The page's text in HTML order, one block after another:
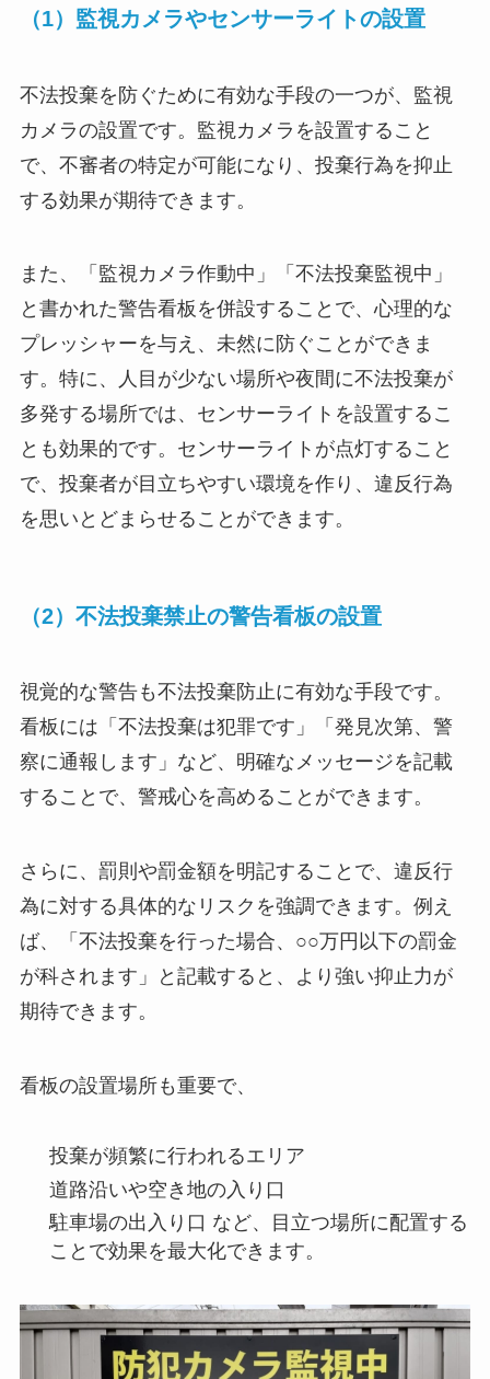
（1）監視カメラやセンサーライトの設置
不法投棄を防ぐために有効な手段の一つが、監視
カメラの設置です。監視カメラを設置すること
で、不審者の特定が可能になり、投棄行為を抑止
する効果が期待できます。
また、「監視カメラ作動中」「不法投棄監視中」
と書かれた警告看板を併設することで、心理的な
プレッシャーを与え、未然に防ぐことができま
す。特に、人目が少ない場所や夜間に不法投棄が
多発する場所では、センサーライトを設置するこ
とも効果的です。センサーライトが点灯すること
で、投棄者が目立ちやすい環境を作り、違反行為
を思いとどまらせることができます。
（2）不法投棄禁止の警告看板の設置
視覚的な警告も不法投棄防止に有効な手段です。
看板には「不法投棄は犯罪です」「発見次第、警
察に通報します」など、明確なメッセージを記載
することで、警戒心を高めることができます。
さらに、罰則や罰金額を明記することで、違反行
為に対する具体的なリスクを強調できます。例え
ば、「不法投棄を行った場合、○○万円以下の罰金
が科されます」と記載すると、より強い抑止力が
期待できます。
看板の設置場所も重要で、
投棄が頻繁に行われるエリア
道路沿いや空き地の入り口
駐車場の出入り口 など、目立つ場所に配置する
ことで効果を最大化できます。